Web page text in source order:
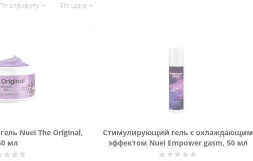
По алфавиту По цене
Nuei The Original,
мл
Стимулирующий гель с охлаждающим
эффектом Nuei Empower gasm, 50 мл